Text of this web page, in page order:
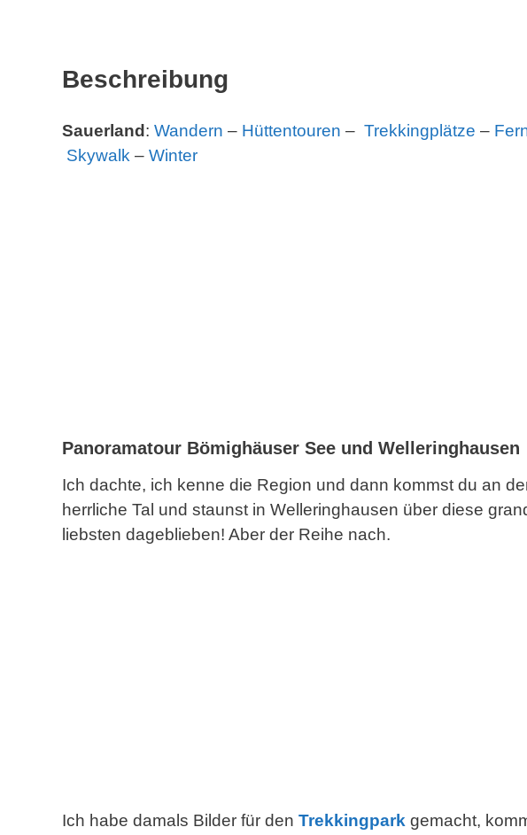
Beschreibung
Sauerland : Wandern – Hüttentouren – Trekkingplätze –
Skywalk – Winter
Panoramatour Bömighäuser See und Welleringhausen
Ich dachte, ich kenne die Region und dann kommst du an
herrliche Tal und staunst in Welleringhausen über diese
liebsten dageblieben! Aber der Reihe nach.
Ich habe damals Bilder für den Trekkingparkgemacht,